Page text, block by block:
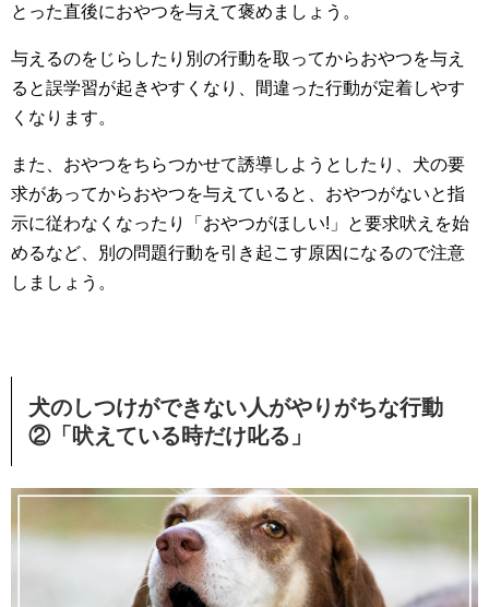
とった直後におやつを与えて褒めましょう。
与えるのをじらしたり別の行動を取ってからおやつを与え
ると誤学習が起きやすくなり、間違った行動が定着しやす
くなります。
また、おやつをちらつかせて誘導しようとしたり、犬の要
求があってからおやつを与えていると、おやつがないと指
示に従わなくなったり「おやつがほしい!」と要求吠えを始
めるなど、別の問題行動を引き起こす原因になるので注意
しましょう。
犬のしつけができない人がやりがちな行動
②「吠えている時だけ叱る」